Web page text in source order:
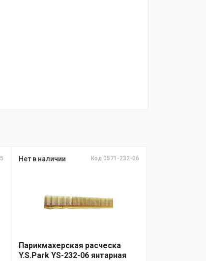
Нет в наличии Код 0571-232-06
Парикмахерская расческа
Y.S.Park YS-232-06 янтарная